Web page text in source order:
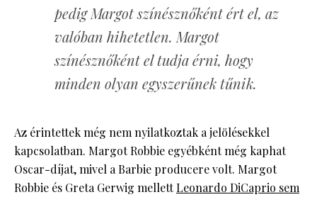
pedig Margot színésznőként ért el, az
valóban hihetetlen. Margot
színésznőként el tudja érni, hogy
minden olyan egyszerűnek tűnik.
Az érintettek még nem nyilatkoztak a jelölésekkel
kapcsolatban. Margot Robbie egyébként még kaphat
Oscar-díjat, mivel a Barbie producere volt. Margot
Robbie és Greta Gerwig mellettLeonardo DiCaprio sem